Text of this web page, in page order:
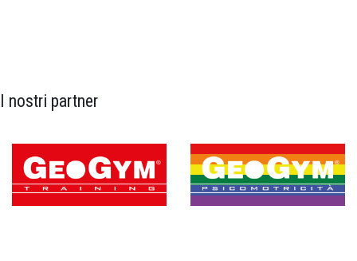
I nostri partner